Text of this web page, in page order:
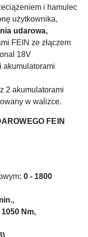
i hamulec
użytkownika,
udarowa,
FEIN ze złączem
18V
akumulatorami
2 akumulatorami
w walizce.
FEIN
: 0 - 1800
1050 Nm,